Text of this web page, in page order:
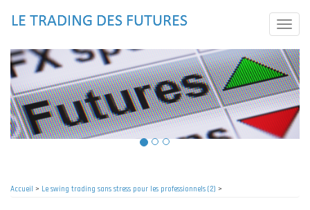
principal
Toggle
Accueil > Le swing trading sans stress pour les professionnels (2) >